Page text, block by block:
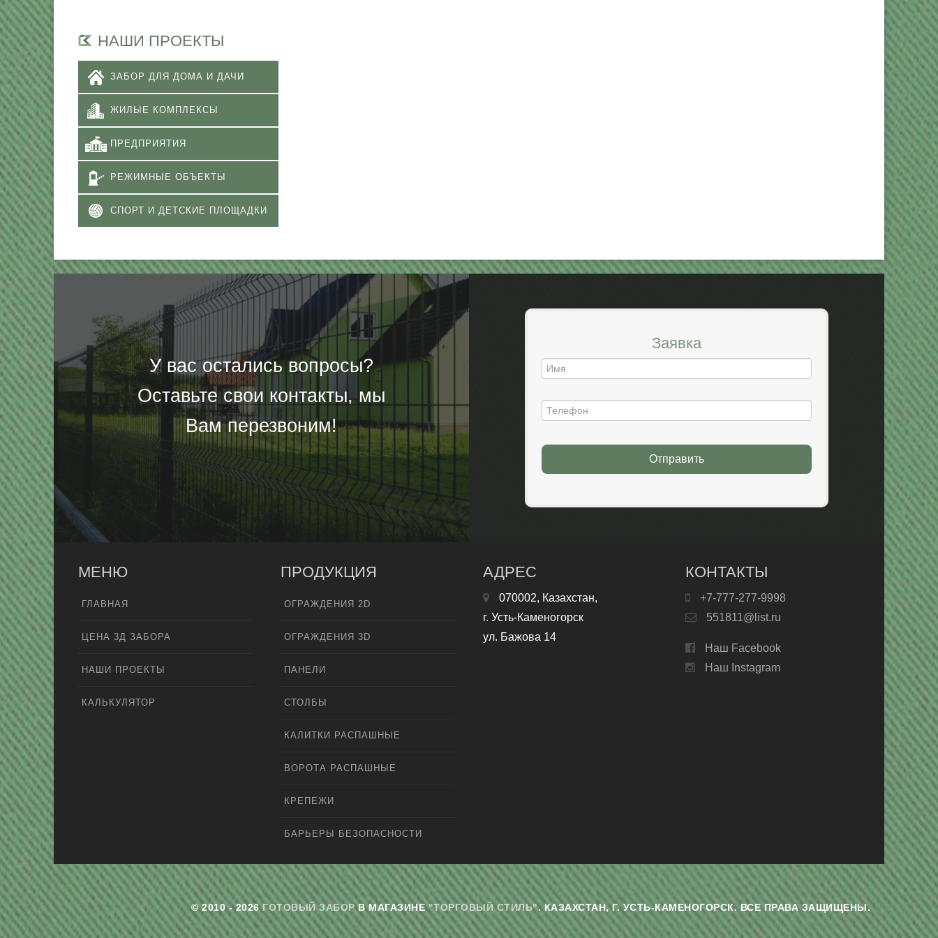
НАШИ ПРОЕКТЫ
ЗАБОР ДЛЯ ДОМА И ДАЧИ
ЖИЛЫЕ КОМПЛЕКСЫ
ПРЕДПРИЯТИЯ
РЕЖИМНЫЕ ОБЪЕКТЫ
СПОРТ И ДЕТСКИЕ ПЛОЩАДКИ
У вас остались вопросы?
Оставьте свои контакты, мы
Вам перезвоним!
Заявка
Отправить
МЕНЮ
ГЛАВНАЯ
ЦЕНА 3Д ЗАБОРА
НАШИ ПРОЕКТЫ
КАЛЬКУЛЯТОР
ПРОДУКЦИЯ
ОГРАЖДЕНИЯ 2D
ОГРАЖДЕНИЯ 3D
ПАНЕЛИ
СТОЛБЫ
КАЛИТКИ РАСПАШНЫЕ
ВОРОТА РАСПАШНЫЕ
КРЕПЕЖИ
БАРЬЕРЫ БЕЗОПАСНОСТИ
АДРЕС
070002, Казахстан,
г. Усть-Каменогорск
ул. Бажова 14
КОНТАКТЫ
+7-777-277-9998
551811@list.ru
Наш Facebook
Наш Instagram
© 2010 - 2026ГОТОВЫЙ ЗАБОРВ МАГАЗИНЕ"ТОРГОВЫЙ СТИЛЬ". КАЗАХСТАН, Г. УСТЬ-КАМЕНОГОРСК. ВСЕ ПРАВА ЗАЩИЩЕНЫ.